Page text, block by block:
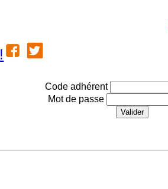
Code adhérent
Mot de passe